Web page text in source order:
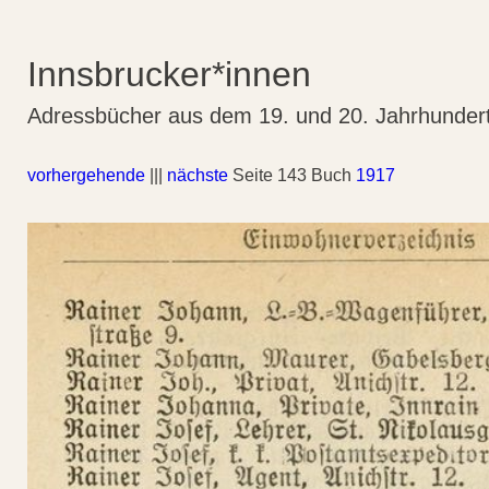
Innsbrucker*innen
Adressbücher aus dem 19. und 20.
vorhergehende nächste Seite 143 Buch 1917